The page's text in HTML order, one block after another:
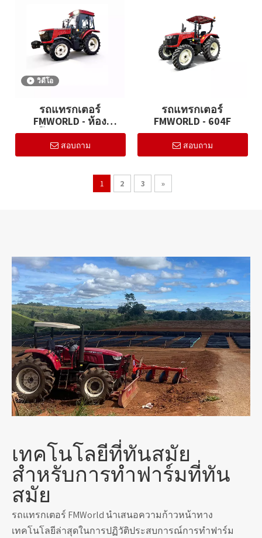
วิดีโอ
รถแทรกเตอร์
FMWORLD - ห้อง
โดยสาร 504K
สอบถาม
รถแทรกเตอร์
FMWORLD - 604F
สอบถาม
1 2 3 »
เทคโนโลยีที่ทันสมัย
สำหรับการทำฟาร์มที่ทัน
สมัย
รถแทรกเตอร์ FMWorld นำเสนอความก้าวหน้าทาง
เทคโนโลยีล่าสุดในการปฏิวัติประสบการณ์การทำฟาร์ม